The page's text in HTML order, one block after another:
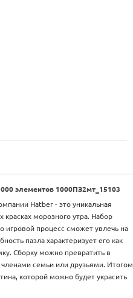
элементов 1000ПЗ2мт_15103
Hatber - это уникальная
морозного утра. Набор
игровой процесс сможет увлечь на
пазла характеризует его как
Сборку можно превратить в
семьи или друзьями. Итогом
которой можно будет украсить